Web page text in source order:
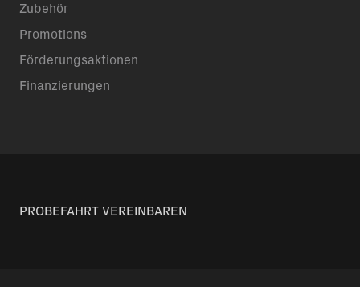
Zubehör
Promotions
Förderungsaktionen
Finanzierungen
PROBEFAHRT VEREINBAREN